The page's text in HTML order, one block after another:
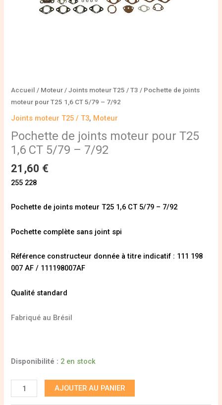
Accueil / Moteur /Joints moteur T25 / T3 / Pochette de joints
moteur pour T25 1,6 CT 5/79 – 7/92
Joints moteur T25 / T3, Moteur
Pochette de joints moteur pour T25
1,6 CT 5/79 – 7/92
21,60 €
255 228
Pochette de joints moteur T25 1,6 CT 5/79 – 7/92
Pochette complète sans joint spi
Référence constructeur donnée à titre indicatif : 111 198
007 AF / 111198007AF
Qualité standard
Fabriqué au Brésil
Disponibilité : 2 en stock
AJOUTER AU PANIER